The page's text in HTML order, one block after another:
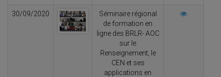
30/09/2020
Séminaire régional
de formation en
ligne des BRLR- AOC
sur le
Renseignement, le
CEN et ses
applications en